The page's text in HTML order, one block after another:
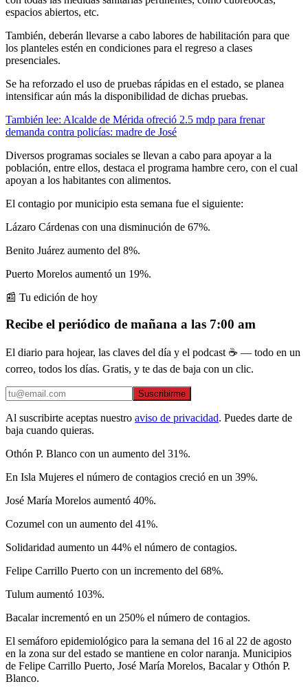
espacios abiertos, etc.
También, deberán llevarse a cabo labores de habilitación para que
los planteles estén en condiciones para el regreso a clases
presenciales.
Se ha reforzado el uso de pruebas rápidas en el estado, se planea
intensificar aún más la disponibilidad de dichas pruebas.
También lee: Alcalde de Mérida ofreció 2.5 mdp para frenar
demanda contra policías: madre de José
Diversos programas sociales se llevan a cabo para apoyar a la
población, entre ellos, destaca el programa hambre cero, con el cual
apoyan a los habitantes con alimentos.
El contagio por municipio esta semana fue el siguiente:
Lázaro Cárdenas con una disminución de 67%.
Benito Juárez aumento del 8%.
Puerto Morelos aumentó un 19%.
📰 Tu edición de hoy
Recibe el periódico de mañana a las 7:00 am
El diario para hojear, las claves del día y el podcast ☕ — todo en un
correo, todos los días. Gratis, y te das de baja con un clic.
Suscribirme
Al suscribirte aceptas nuestro aviso de privacidad. Puedes darte de
baja cuando quieras.
Othón P. Blanco con un aumento del 31%.
En Isla Mujeres el número de contagios creció en un 39%.
José María Morelos aumentó 40%.
Cozumel con un aumento del 41%.
Solidaridad aumento un 44% el número de contagios.
Felipe Carrillo Puerto con un incremento del 68%.
Tulum aumentó 103%.
Bacalar incrementó en un 250% el número de contagios.
El semáforo epidemiológico para la semana del 16 al 22 de agosto
en la zona sur del estado se mantiene en color naranja. Municipios
de Felipe Carrillo Puerto, José María Morelos, Bacalar y Othón P.
Blanco.